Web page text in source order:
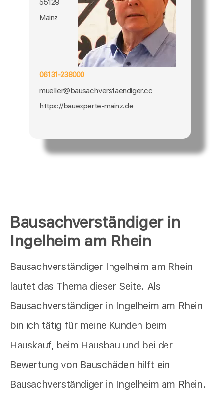
Bausachverständiger in
Ingelheim am Rhein
Bausachverständiger Ingelheim am Rhein
lautet das Thema dieser Seite. Als
Bausachverständiger in Ingelheim am Rhein
bin ich tätig für meine Kunden beim
Hauskauf, beim Hausbau und bei der
Bewertung von Bauschäden hilft ein
Bausachverständiger in Ingelheim am Rhein.
55129
Mainz
06131-238000
mueller@bausachverstaendiger.cc
https://bauexperte-mainz.de